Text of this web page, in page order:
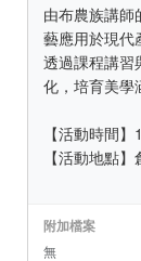
由布農族講師
藝應用於現代
透過課程講習
化，培育美學
【活動時間
【活動地點
附加檔案
無